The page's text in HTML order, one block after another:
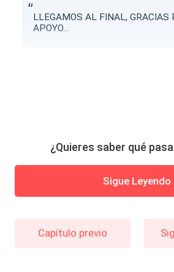
LLEGAMOS AL FINAL, GRACIAS
APOYO...
¿Quieres saber qué
Sigue Leyendo
Capítulo previo